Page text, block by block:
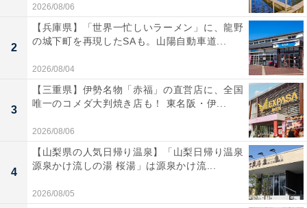
「城里町健康増進施設 ホロルの湯」の口コミは？
「城里町健康増進施設 ホロルの湯」には以下のような口
2026/08/06
2
【兵庫県】「世界一忙しいラーメン」に、龍野
の城下町を再現したSAも。山陽自動車道...
2026/08/04
3
【三重県】伊勢名物「赤福」の直営店に、全国
唯一のコメダ大判焼き店も！ 東名阪・伊...
2026/08/06
4
【山梨県の人気日帰り温泉】「山梨日帰り温泉
源泉かけ流しの湯 桜湯」は源泉かけ流...
2026/08/05